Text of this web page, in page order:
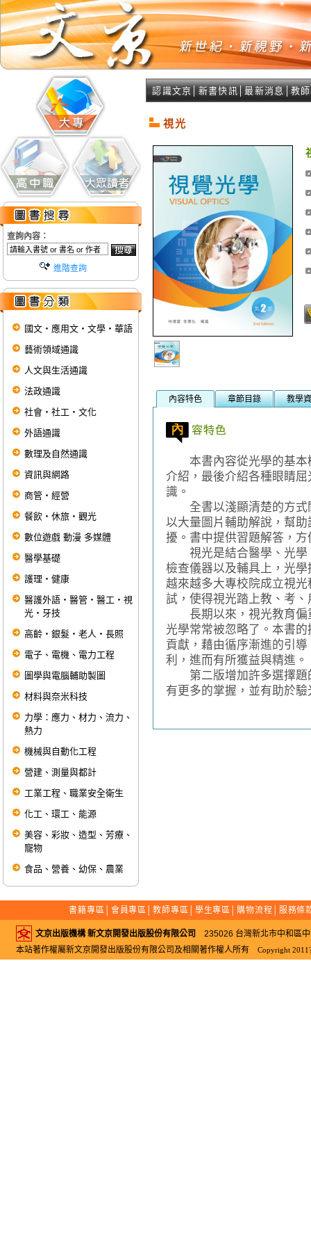
查詢內容：
進階查詢
國文‧應用文‧文學‧華語
藝術領域通識
人文與生活通識
法政通識
社會‧社工‧文化
外語通識
數理及自然通識
資訊與網路
商管‧經營
餐飲‧休旅‧觀光
數位遊戲 動漫 多媒體
醫學基礎
護理‧健康
醫護外語‧醫管‧醫工‧視
光‧牙技
高齡‧銀髮‧老人‧長照
電子、電機、電力工程
圖學與電腦輔助製圖
材料與奈米科技
力學：應力、材力、流力、
熱力
機械與自動化工程
營建、測量與都計
工業工程、職業安全衛生
化工、環工、能源
美容、彩妝、造型、芳療、
寵物
食品、營養、幼保、農業
認識文京 新書快訊 │最新消息 教
視光
內容特色 章節目錄 教學
本書內容從光學的基本
介紹，最後介紹各種眼睛
識。
全書以淺顯清楚的方式
以大量圖片輔助解說，幫
擾。書中提供習題解答，
視光是結合醫學、光學
檢查儀器以及輔具上，光
越來越多大專校院成立視
試，使得視光踏上教、考
長期以來，視光教育偏
光學常常被忽略了。本書
貢獻，藉由循序漸進的引
利，進而有所獲益與精進。
第二版增加許多選擇題
有更多的掌握，並有助於
書籍專區 會員專區 │教師專區 學生專區 購物流程 服務條
文京出版機構 新文京開發出版股份有限公司
235026 台灣新北市中和區
本站著作權屬新文京開發出版股份有限公司及相關著作權人所有
Copyright